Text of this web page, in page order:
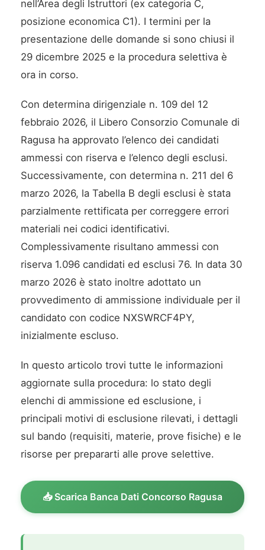
nell’Area degli Istruttori (ex categoria C,
posizione economica C1). I termini per la
presentazione delle domande si sono chiusi il
29 dicembre 2025 e la procedura selettiva è
ora in corso.
Con determina dirigenziale n. 109 del 12
febbraio 2026, il Libero Consorzio Comunale di
Ragusa ha approvato l’elenco dei candidati
ammessi con riserva e l’elenco degli esclusi.
Successivamente, con determina n. 211 del 6
marzo 2026, la Tabella B degli esclusi è stata
parzialmente rettificata per correggere errori
materiali nei codici identificativi.
Complessivamente risultano ammessi con
riserva 1.096 candidati ed esclusi 76. In data 30
marzo 2026 è stato inoltre adottato un
provvedimento di ammissione individuale per il
candidato con codice NXSWRCF4PY,
inizialmente escluso.
In questo articolo trovi tutte le informazioni
aggiornate sulla procedura: lo stato degli
elenchi di ammissione ed esclusione, i
principali motivi di esclusione rilevati, i dettagli
sul bando (requisiti, materie, prove fisiche) e le
risorse per prepararti alle prove selettive.
📥 Scarica Banca Dati Concorso Ragusa